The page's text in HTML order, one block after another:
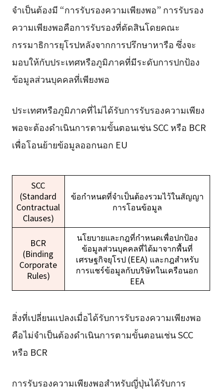
จำเป็นต้องมี “การรับรองความเพียงพอ” การรับรอง
ความเพียงพอคือการรับรองที่ตัดสินโดยคณะ
กรรมาธิการยุโรปหลังจากการปรึกษาหารือ ซึ่งจะ
มอบให้กับประเทศหรือภูมิภาคที่มีระดับการปกป้อง
ข้อมูลส่วนบุคคลที่เพียงพอ
ประเทศหรือภูมิภาคที่ไม่ได้รับการรับรองความเพียง
พอจะต้องดำเนินการตามขั้นตอนเช่น SCC หรือ BCR
เพื่อโอนย้ายข้อมูลออกนอก EU
SCC
(Standard
Contractual
Clauses)
ข้อกำหนดที่จำเป็นต้องรวมไว้ในสัญญา
การโอนข้อมูล
BCR
(Binding
Corporate
Rules)
นโยบายและกฎที่กำหนดเพื่อปกป้อง
ข้อมูลส่วนบุคคลที่ได้มาจากพื้นที่
เศรษฐกิจยุโรป (EEA) และกฎสำหรับ
การแชร์ข้อมูลกับบริษัทในเครือนอก
EEA
สิ่งที่เปลี่ยนแปลงเมื่อได้รับการรับรองความเพียงพอ
คือไม่จำเป็นต้องดำเนินการตามขั้นตอนเช่น SCC
หรือ BCR
การรับรองความเพียงพอสำหรับญี่ปุ่นได้รับการ